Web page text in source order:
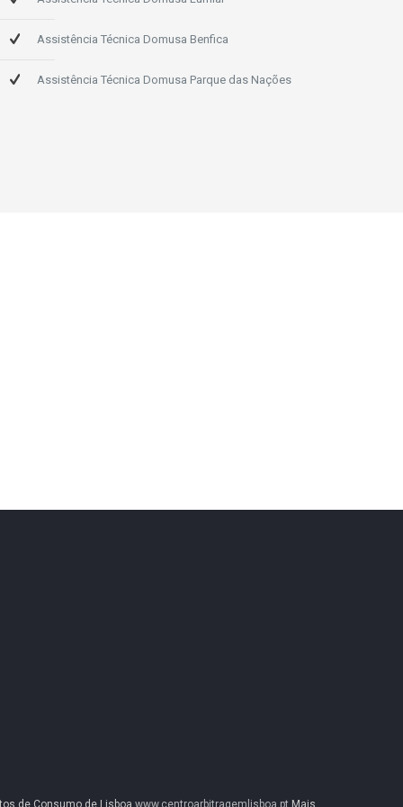
Assistência Técnica Domusa Benfica
Assistência Técnica Domusa Parque das Nações
de Consumo de Lisboa www.centroarbitragemlisboa.pt Mais